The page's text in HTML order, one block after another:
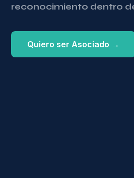
reconocimiento dentro
Quiero ser Asociado →